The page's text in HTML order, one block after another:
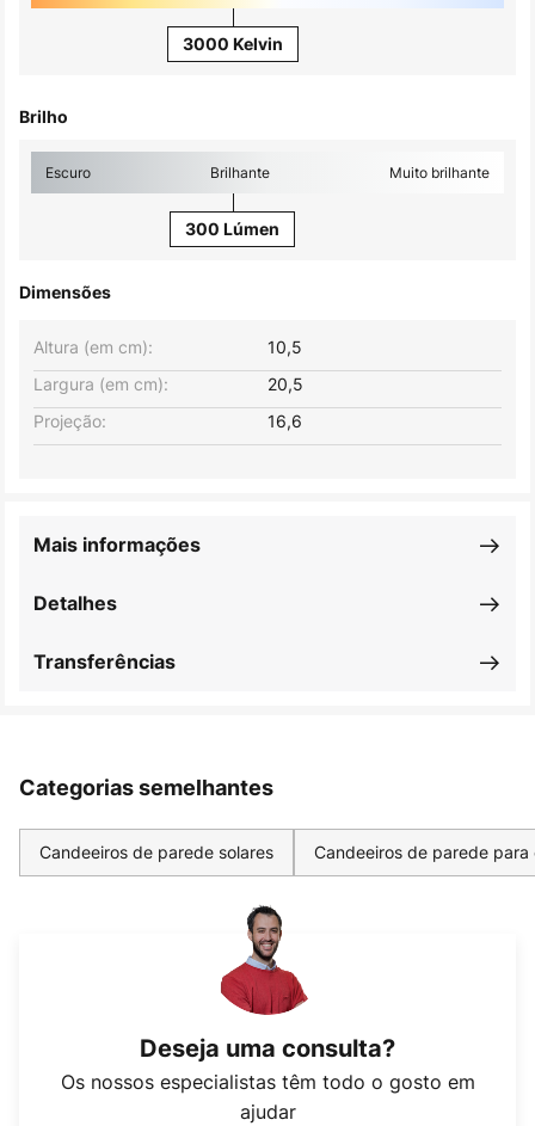
3000 Kelvin
Brilho
Escuro Brilhante Muito brilhante
300 Lúmen
Dimensões
Largura (em cm): 20,5
Altura (em cm): 10,5
Projeção: 16,6
Detalhes
Mais informações
Transferências
Categorias semelhantes
Candeeiros de parede solares Candeeiros de parede
Deseja uma consulta?
Os nossos especialistas têm todo o gosto em
ajudar